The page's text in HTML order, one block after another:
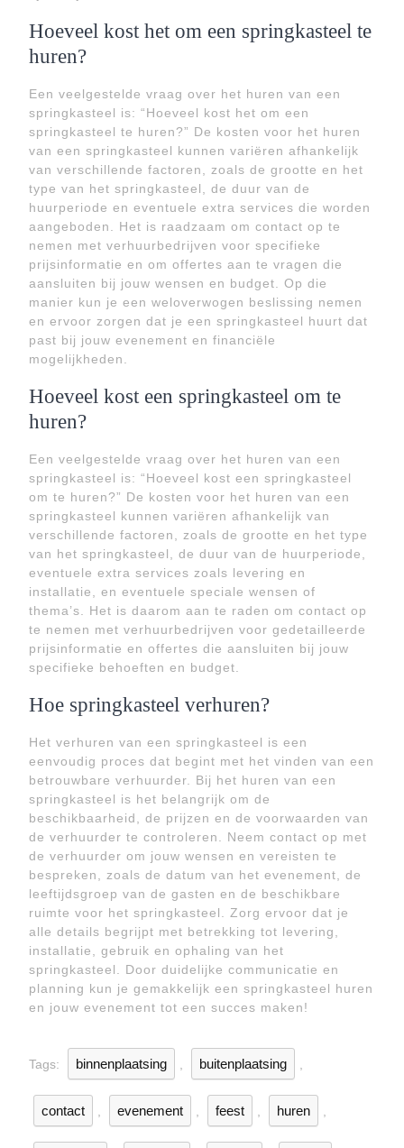
Hoeveel kost het om een springkasteel te
huren?
Een veelgestelde vraag over het huren van een
springkasteel is: “Hoeveel kost het om een
springkasteel te huren?” De kosten voor het huren
van een springkasteel kunnen variëren afhankelijk
van verschillende factoren, zoals de grootte en het
type van het springkasteel, de duur van de
huurperiode en eventuele extra services die worden
aangeboden. Het is raadzaam om contact op te
nemen met verhuurbedrijven voor specifieke
prijsinformatie en om offertes aan te vragen die
aansluiten bij jouw wensen en budget. Op die
manier kun je een weloverwogen beslissing nemen
en ervoor zorgen dat je een springkasteel huurt dat
past bij jouw evenement en financiële
mogelijkheden.
Hoeveel kost een springkasteel om te
huren?
Een veelgestelde vraag over het huren van een
springkasteel is: “Hoeveel kost een springkasteel
om te huren?” De kosten voor het huren van een
springkasteel kunnen variëren afhankelijk van
verschillende factoren, zoals de grootte en het type
van het springkasteel, de duur van de huurperiode,
eventuele extra services zoals levering en
installatie, en eventuele speciale wensen of
thema’s. Het is daarom aan te raden om contact op
te nemen met verhuurbedrijven voor gedetailleerde
prijsinformatie en offertes die aansluiten bij jouw
specifieke behoeften en budget.
Hoe springkasteel verhuren?
Het verhuren van een springkasteel is een
eenvoudig proces dat begint met het vinden van een
betrouwbare verhuurder. Bij het huren van een
springkasteel is het belangrijk om de
beschikbaarheid, de prijzen en de voorwaarden van
de verhuurder te controleren. Neem contact op met
de verhuurder om jouw wensen en vereisten te
bespreken, zoals de datum van het evenement, de
leeftijdsgroep van de gasten en de beschikbare
ruimte voor het springkasteel. Zorg ervoor dat je
alle details begrijpt met betrekking tot levering,
installatie, gebruik en ophaling van het
springkasteel. Door duidelijke communicatie en
planning kun je gemakkelijk een springkasteel huren
en jouw evenement tot een succes maken!
Tags: binnenplaatsing buitenplaatsing
contact evenement feest huren